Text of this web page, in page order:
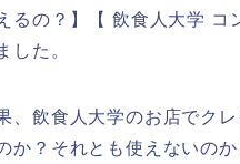
るの？】【 飲食人大学 コ
した。
、飲食人大学のお店でク
か？それとも使えないの